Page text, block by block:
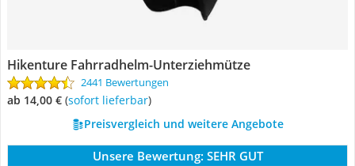
Hikenture Fahrradhelm-Unterziehmütze
2441 Bewertungen
ab 14,00 € ( Sofort lieferbar)
Preisvergleich und weitere Angebote
Unsere Bewertung: SEHR GUT